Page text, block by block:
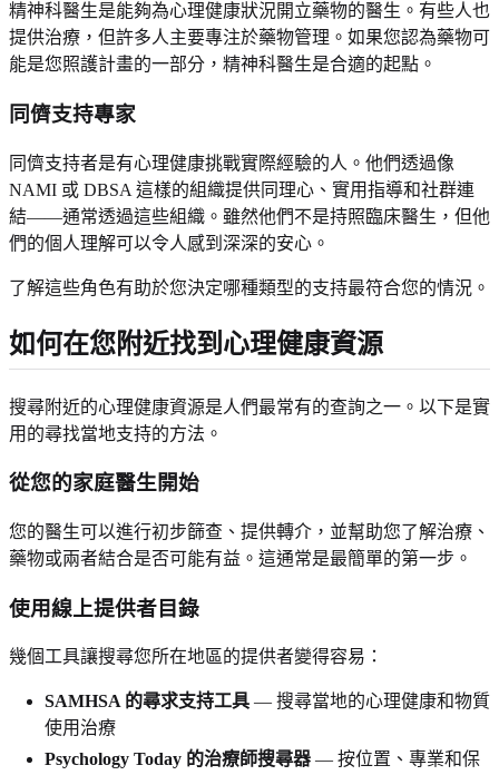
精神科醫生是能夠為心理健康狀況開立藥物的醫生。有些人也
提供治療，但許多人主要專注於藥物管理。如果您認為藥物可
能是您照護計畫的一部分，精神科醫生是合適的起點。
同儕支持專家
同儕支持者是有心理健康挑戰實際經驗的人。他們透過像
NAMI 或 DBSA 這樣的組織提供同理心、實用指導和社群連
結——通常透過這些組織。雖然他們不是持照臨床醫生，但他
們的個人理解可以令人感到深深的安心。
了解這些角色有助於您決定哪種類型的支持最符合您的情況。
如何在您附近找到心理健康資源
搜尋附近的心理健康資源是人們最常有的查詢之一。以下是實
用的尋找當地支持的方法。
從您的家庭醫生開始
您的醫生可以進行初步篩查、提供轉介，並幫助您了解治療、
藥物或兩者結合是否可能有益。這通常是最簡單的第一步。
使用線上提供者目錄
幾個工具讓搜尋您所在地區的提供者變得容易：
SAMHSA 的尋求支持工具 — 搜尋當地的心理健康和物質
使用治療
Psychology Today 的治療師搜尋器 — 按位置、專業和保